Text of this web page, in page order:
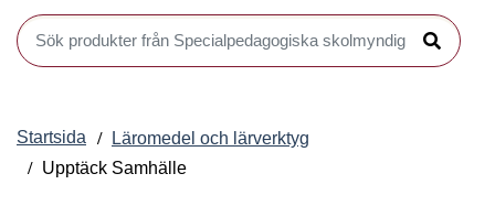
Sök produkter i Webbutiken
Sök
Startsida
Läromedel och lärverktyg
Upptäck Samhälle